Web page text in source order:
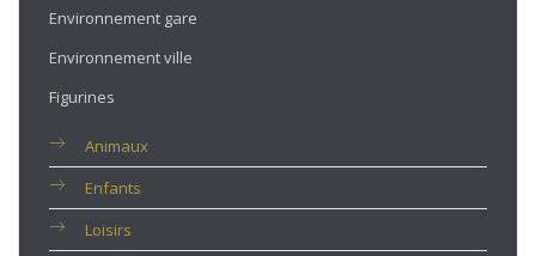
Environnement gare
Environnement ville
Figurines
Animaux
Enfants
Loisirs